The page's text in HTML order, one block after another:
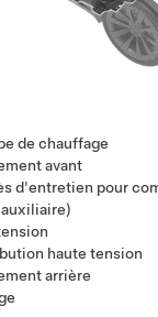
de chauffage
avant
d'entretien pour
haute tension
arrière